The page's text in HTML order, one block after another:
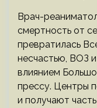
Врач-
смертность от
превратилась
несчастью, ВОЗ
влиянием
прессу. Центры
и получают